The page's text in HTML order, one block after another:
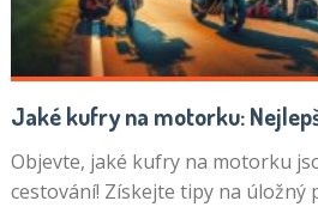
Jaké kufry na motorku:
Objevte, jaké kufry na motorku
cestování! Získejte tipy na úložný